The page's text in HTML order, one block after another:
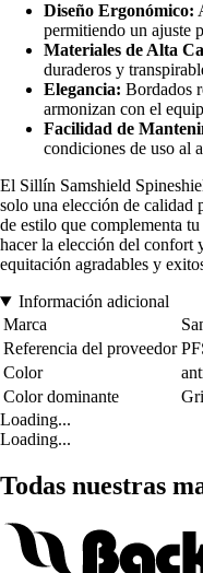
Diseño Ergonómico:
permitiendo un ajuste
Materiales de Alta
duraderos y
Elegancia: Bordados
armonizan con el
Facilidad de
condiciones de uso al
El Sillín Samshield
solo una elección de calidad
de estilo que complementa
hacer la elección del confort
equitación agradables y
Información adicional
Marca
Referencia del proveedor
Color
Color dominante
Loading...
Loading...
Todas nuestras